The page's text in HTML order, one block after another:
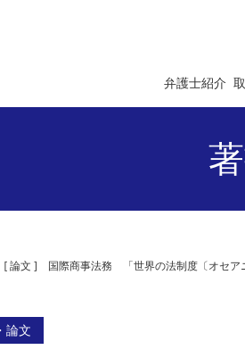
弁護士紹介
[ 論文 ] 国際商事法務 「世界の法制度〔オセ
論文